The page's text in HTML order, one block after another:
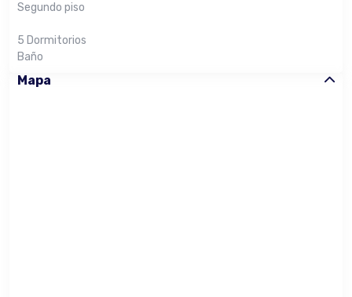
Segundo piso
5 Dormitorios
Baño
Mapa